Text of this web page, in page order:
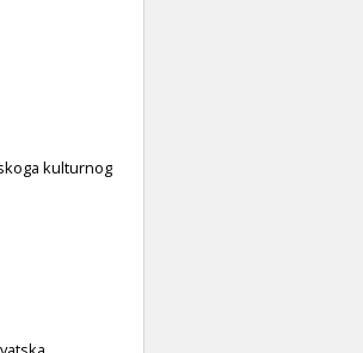
kulturnog